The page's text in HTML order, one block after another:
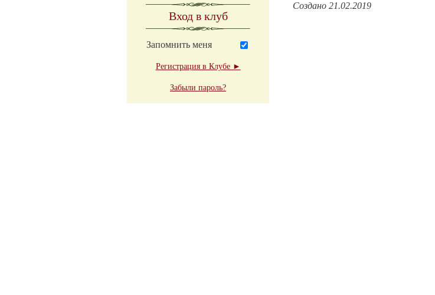
Вход в клуб
Запомнить меня
Регистрация в Клубе ►
Забыли пароль?
Создано 21.02.2019